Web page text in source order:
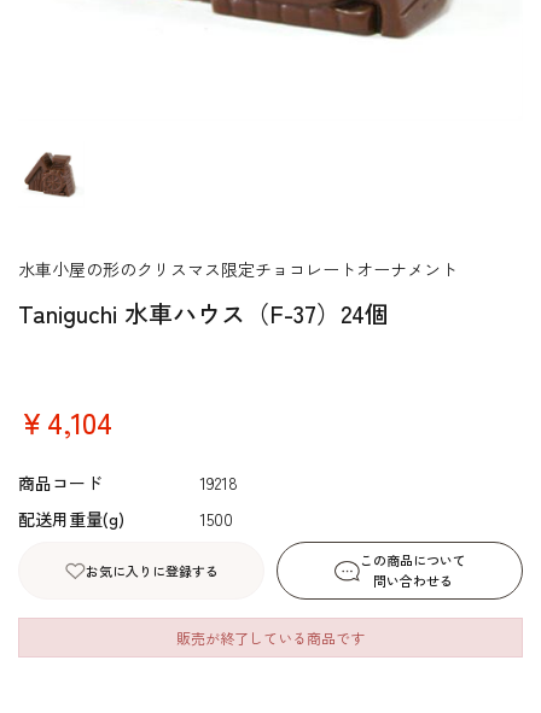
Taniguchi 水車ハウス（F-37）24個
水車小屋の形のクリスマス限定チョコレートオーナメント
￥4,104
商品コード
19218
配送用重量(g)
1500
お気に入りに登録する
この商品について
問い合わせる
販売が終了している商品です